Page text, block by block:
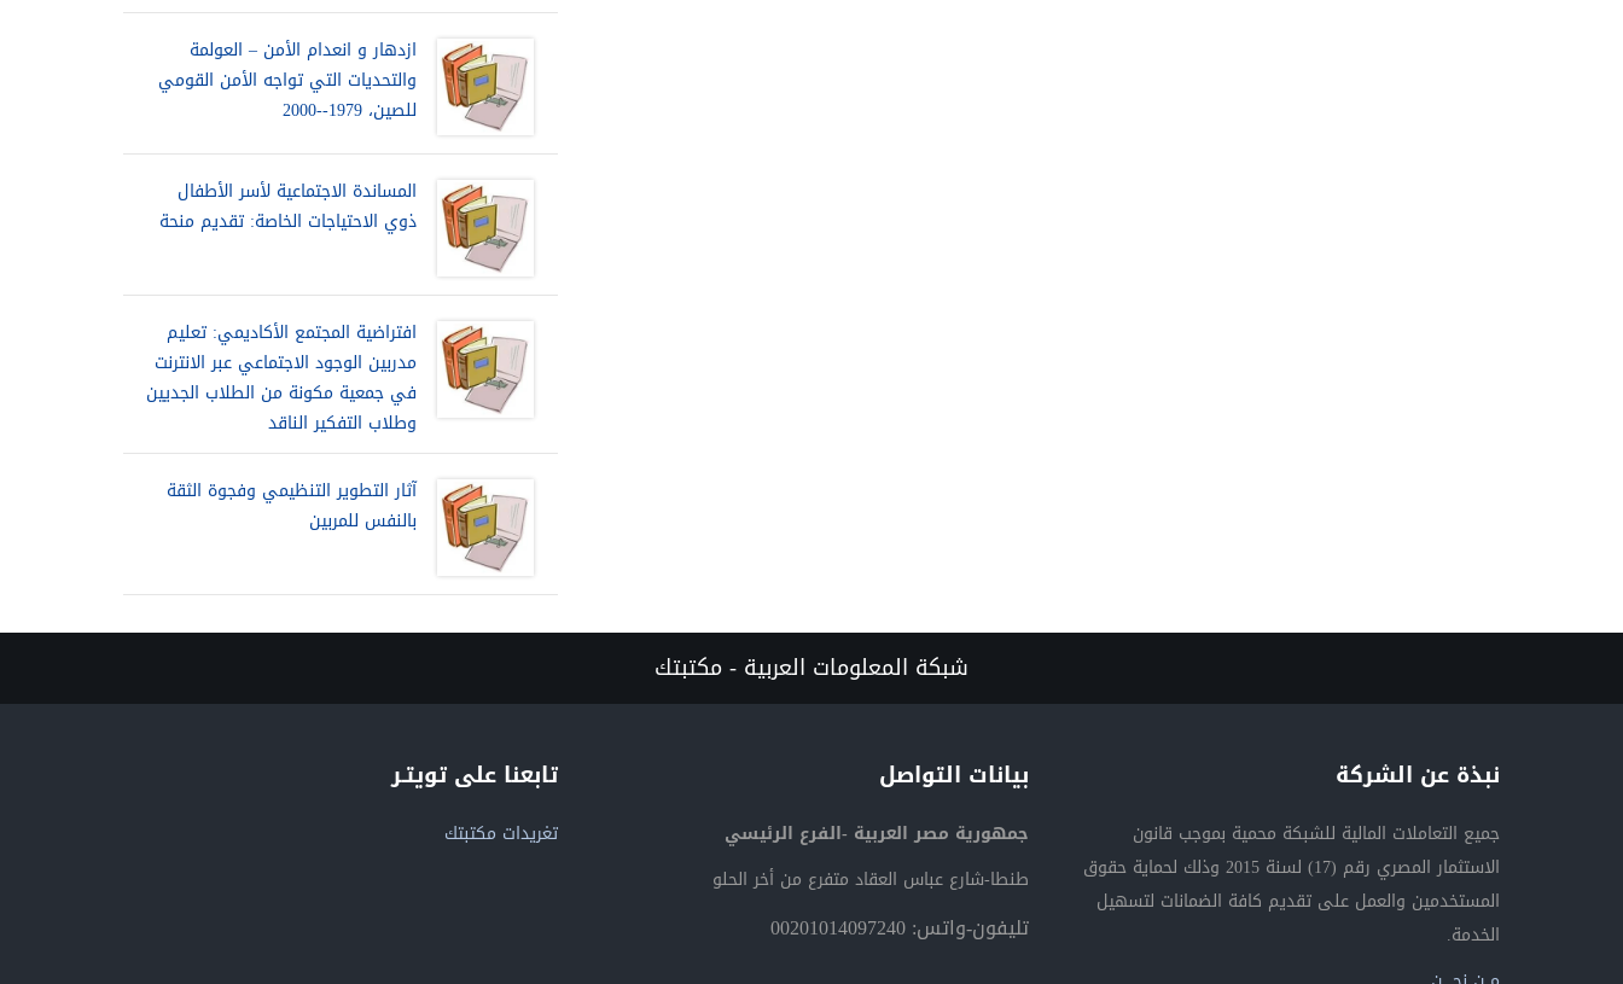
ازدهار و انعدام الأمن – العولمة
والتحديات التي تواجه الأمن القومي
للصين، 1979--2000
المساندة الاجتماعية لأسر الأطفال
ذوي الاحتياجات الخاصة: تقديم منحة
افتراضية المجتمع الأكاديمي: تعليم
مدربين الوجود الاجتماعي عبر الانترنت
في جمعية مكونة من الطلاب الجديين
وطلاب التفكير الناقد
آثار التطوير التنظيمي وفجوة الثقة
بالنفس للمربين
شبكة المعلومات العربية - مكتبتك
نبذة عن الشركة
جميع التعاملات المالية للشبكة محمية بموجب قانون
الاستثمار المصري رقم (17) لسنة 2015 وذلك لحماية حقوق
المستخدمين والعمل على تقديم كافة الضمانات لتسهيل
الخدمة.
بيانات التواصل
جمهورية مصر العربية -الفرع الرئيسي
طنطا-شارع عباس العقاد متفرع من أخر الحلو
تليفون-واتس: 00201014097240
تابعنا على تويتـر
تغريدات مكتبتك